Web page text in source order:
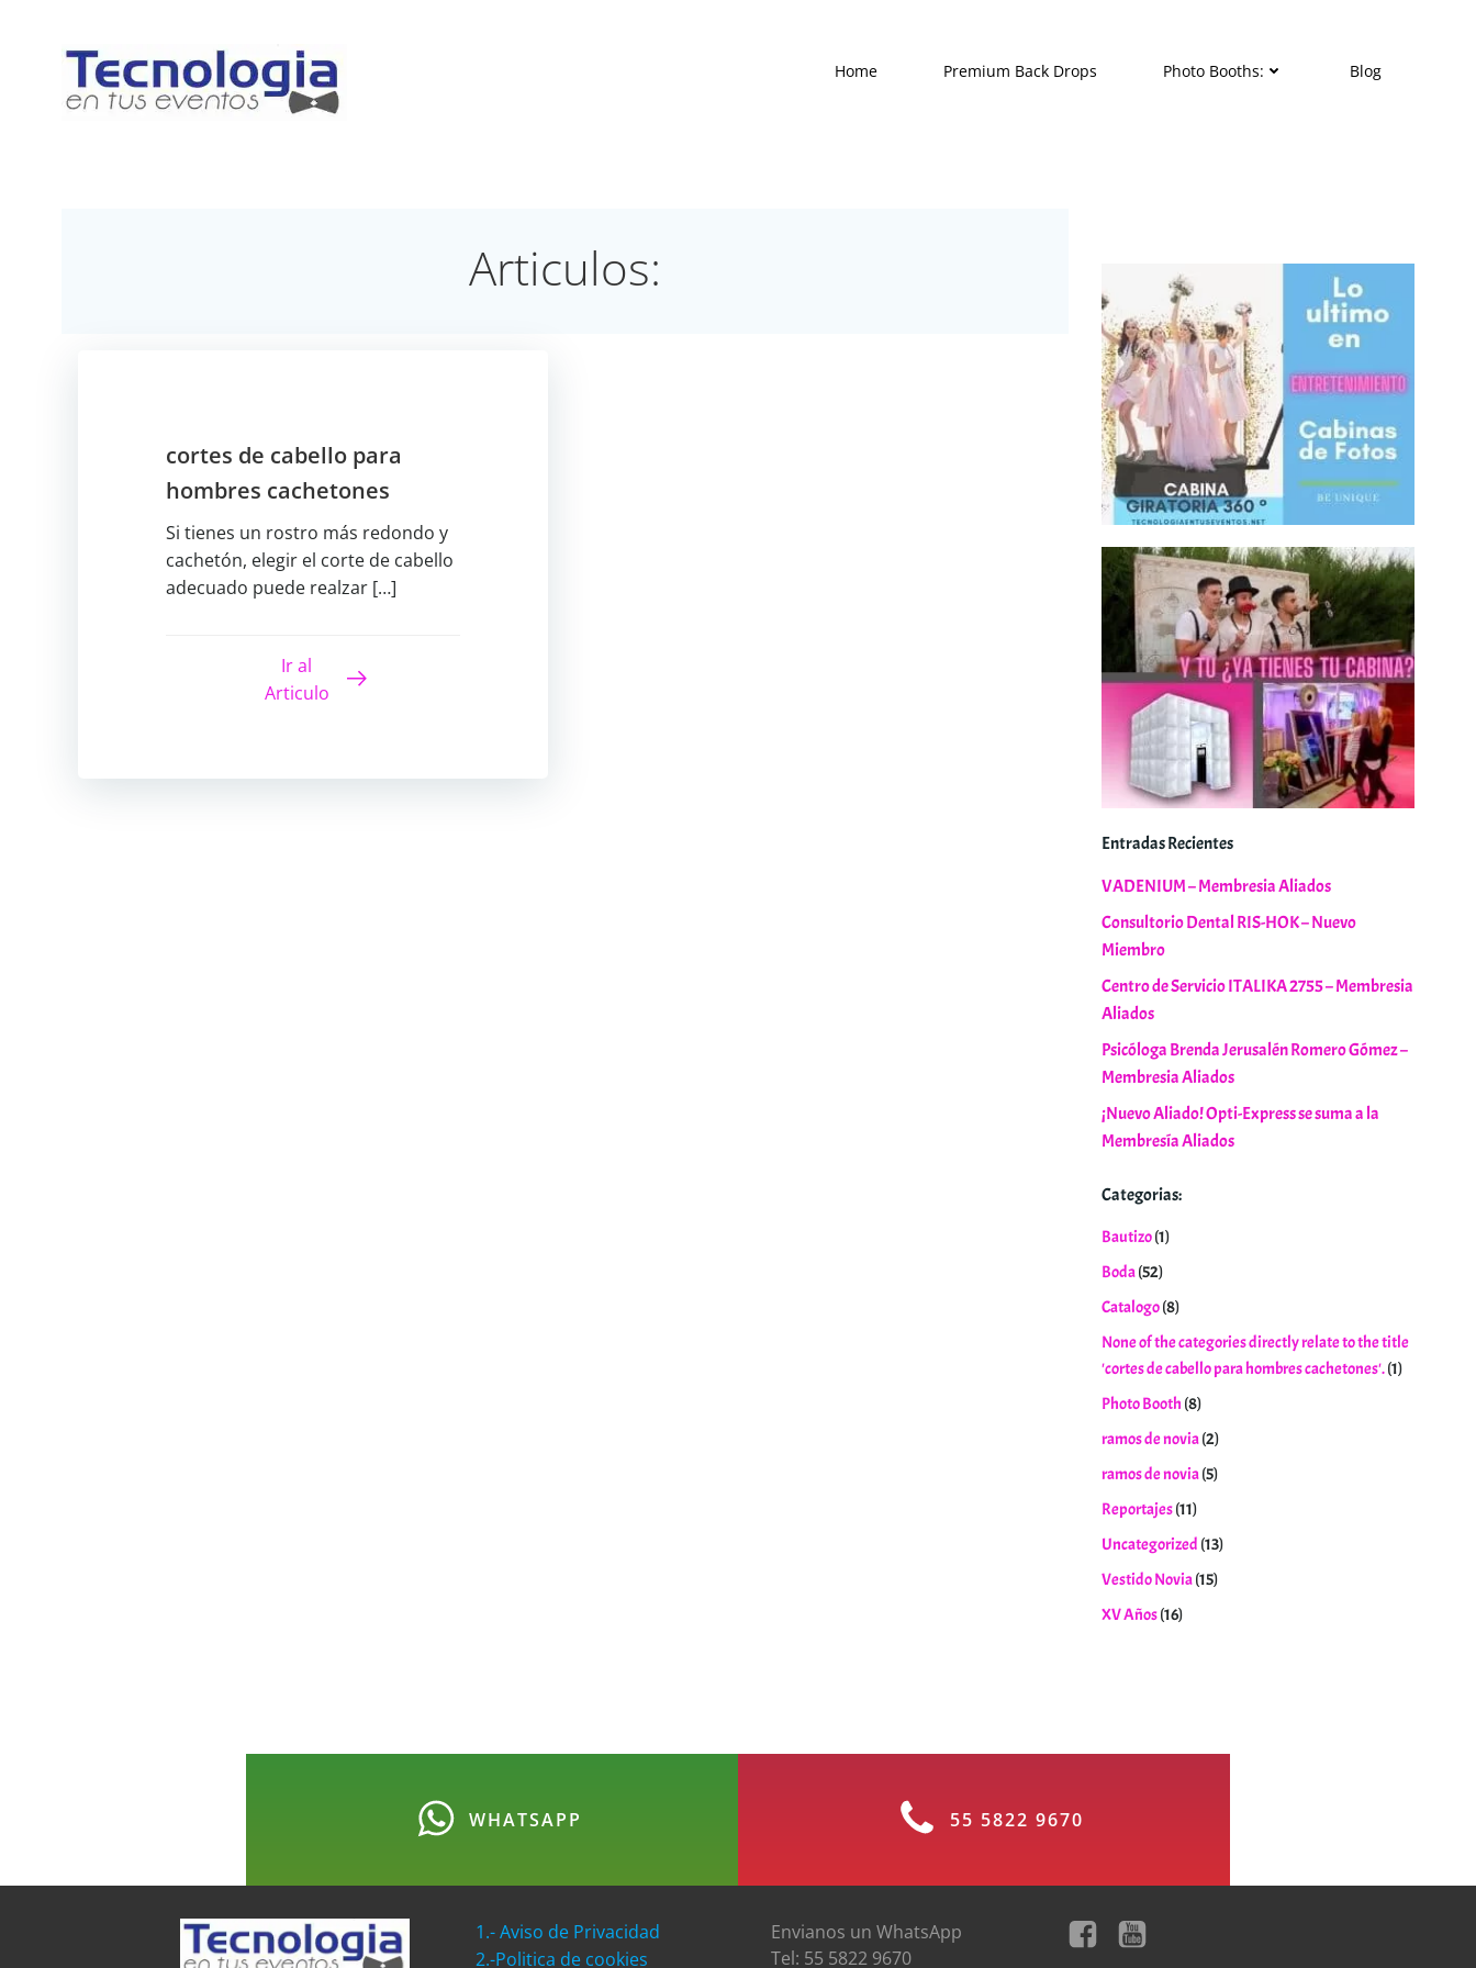
contenido
Home Premium Back Drops Photo Booths: Blog
Articulos:
cortes de cabello para
hombres cachetones
Si tienes un rostro más redondo y
cachetón, elegir el corte de cabello
adecuado puede realzar […]
Ir al
Articulo
Entradas Recientes
VADENIUM – Membresia Aliados
Consultorio Dental RIS-HOK – Nuevo
Miembro
Centro de Servicio ITALIKA 2755 – Membresia
Aliados
Psicóloga Brenda Jerusalén Romero Gómez –
Membresia Aliados
¡Nuevo Aliado! Opti-Express se suma a la
Membresía Aliados
Categorias:
Bautizo(1)
Boda(52)
Catalogo(8)
None of the categories directly relate to the title
'cortes de cabello para hombres cachetones'.(1)
Photo Booth (8)
ramos de novia(2)
ramos de novia(5)
Reportajes(11)
Uncategorized (13)
Vestido Novia(15)
XV Años(16)
WHATSAPP 55 5822 9670
1.- Aviso de Privacidad
2.-Politica de cookies
Envianos un WhatsApp
Tel: 55 5822 9670